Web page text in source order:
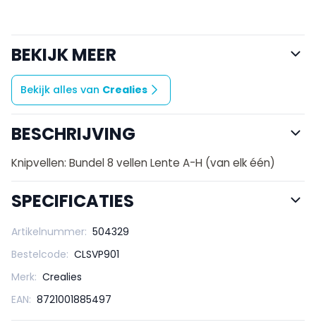
BEKIJK MEER
Bekijk alles van Crealies
BESCHRIJVING
Knipvellen: Bundel 8 vellen Lente A-H (van elk één)
SPECIFICATIES
Artikelnummer: 504329
Bestelcode: CLSVP901
Merk: Crealies
EAN: 8721001885497